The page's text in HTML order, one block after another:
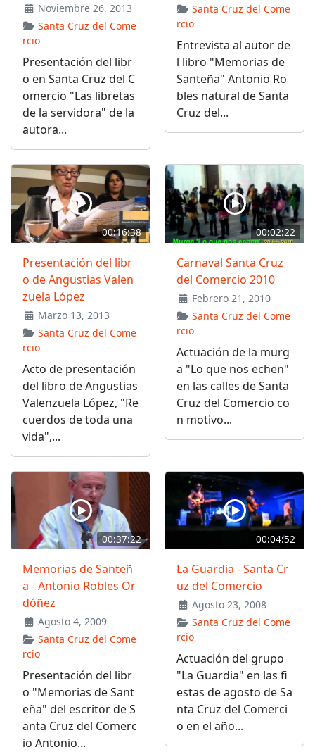
Noviembre 26, 2013
Santa Cruz del Come
rcio
Presentación del libr
o en Santa Cruz del C
omercio "Las libretas
de la servidora" de la
autora...
Santa Cruz del Come
rcio
Entrevista al autor de
l libro "Memorias de
Santeña" Antonio Ro
bles natural de Santa
Cruz del...
00:16:38
Presentación del libr
o de Angustias Valen
zuela López
Marzo 13, 2013
Santa Cruz del Come
rcio
Acto de presentación
del libro de Angustias
Valenzuela López, "Re
cuerdos de toda una
vida",...
00:02:22
Carnaval Santa Cruz
del Comercio 2010
Febrero 21, 2010
Santa Cruz del Come
rcio
Actuación de la murg
a "Lo que nos echen"
en las calles de Santa
Cruz del Comercio co
n motivo...
00:37:22
Memorias de Santeñ
a - Antonio Robles Or
dóñez
Agosto 4, 2009
Santa Cruz del Come
rcio
Presentación del libr
o "Memorias de Sant
eña" del escritor de S
anta Cruz del Comerc
io Antonio...
00:04:52
La Guardia - Santa Cr
uz del Comercio
Agosto 23, 2008
Santa Cruz del Come
rcio
Actuación del grupo
"La Guardia" en las fi
estas de agosto de Sa
nta Cruz del Comerci
o en el año...